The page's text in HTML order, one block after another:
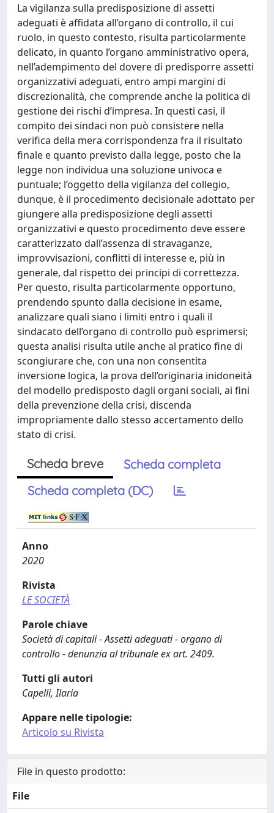
La vigilanza sulla predisposizione di assetti
adeguati è affidata all’organo di controllo, il cui
ruolo, in questo contesto, risulta particolarmente
delicato, in quanto l’organo amministrativo opera,
nell’adempimento del dovere di predisporre assetti
organizzativi adeguati, entro ampi margini di
discrezionalità, che comprende anche la politica di
gestione dei rischi d’impresa. In questi casi, il
compito dei sindaci non può consistere nella
verifica della mera corrispondenza fra il risultato
finale e quanto previsto dalla legge, posto che la
legge non individua una soluzione univoca e
puntuale; l’oggetto della vigilanza del collegio,
dunque, è il procedimento decisionale adottato per
giungere alla predisposizione degli assetti
organizzativi e questo procedimento deve essere
caratterizzato dall’assenza di stravaganze,
improvvisazioni, conflitti di interesse e, più in
generale, dal rispetto dei principi di correttezza.
Per questo, risulta particolarmente opportuno,
prendendo spunto dalla decisione in esame,
analizzare quali siano i limiti entro i quali il
sindacato dell’organo di controllo può esprimersi;
questa analisi risulta utile anche al pratico fine di
scongiurare che, con una non consentita
inversione logica, la prova dell’originaria inidoneità
del modello predisposto dagli organi sociali, ai fini
della prevenzione della crisi, discenda
impropriamente dallo stesso accertamento dello
stato di crisi.
Scheda breve
Scheda completa
Scheda completa (DC)
Anno
2020
Rivista
LE SOCIETÀ
Parole chiave
Società di capitali - Assetti adeguati - organo di
controllo - denunzia al tribunale ex art. 2409.
Tutti gli autori
Capelli, Ilaria
Appare nelle tipologie:
Articolo su Rivista
File in questo prodotto:
File